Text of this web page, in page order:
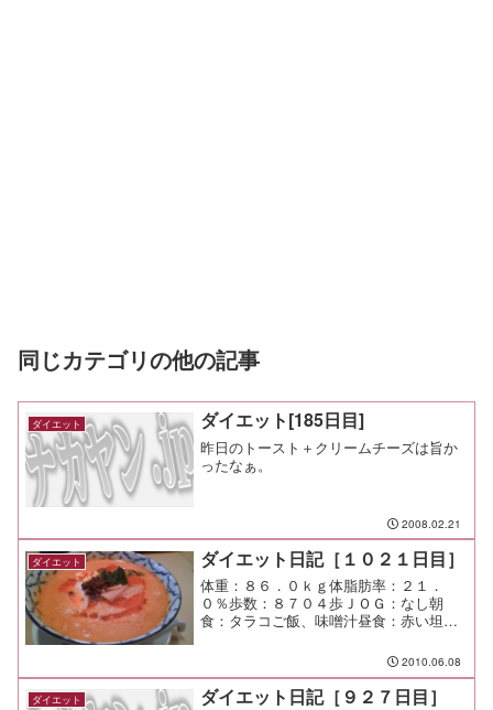
同じカテゴリの他の記事
ダイエット ダイエット[185日目]
昨日のトースト＋クリームチーズは旨か
ったなぁ。
2008.02.21
ダイエット ダイエット日記［１０２１日目］
体重：８６．０ｋｇ体脂肪率：２１．
０％歩数：８７０４歩ＪＯＧ：なし朝
食：タラコご飯、味噌汁昼食：赤い坦々
食：間食：メモ：そろそろ梅雨です
か。 そうですか。 湿気は汗を呼ぶか
ら嫌いどす。
2010.06.08
ダイエット ダイエット日記［９２７日目］